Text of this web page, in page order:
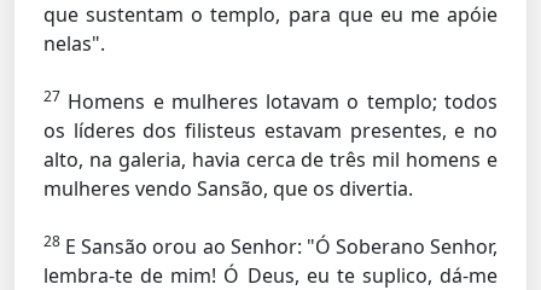
que sustentam o templo, para que eu me apóie
nelas".
27 Homens e mulheres lotavam o templo; todos
os líderes dos filisteus estavam presentes, e no
alto, na galeria, havia cerca de três mil homens e
mulheres vendo Sansão, que os divertia.
28 E Sansão orou ao Senhor: "Ó Soberano Senhor,
lembra-te de mim! Ó Deus, eu te suplico, dá-me